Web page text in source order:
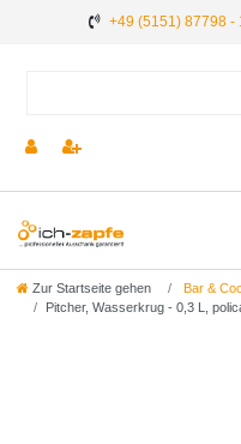
+49 (5151) 87798 -
Zur Startseite gehen Bar &
Pitcher, Wasserkrug - 0,3 L,